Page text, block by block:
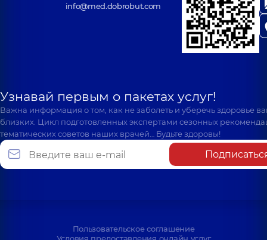
info@med.dobrobut.com
Узнавай первым о пакетах услуг!
Важна информация о том, как не заболеть и уберечь здоровье
близких. Цикл подготовленных экспертами сезонных
тематических советов наших врачей… Будьте здоровы!
Пользовательское соглашение
Условия предоставления онлайн услуг